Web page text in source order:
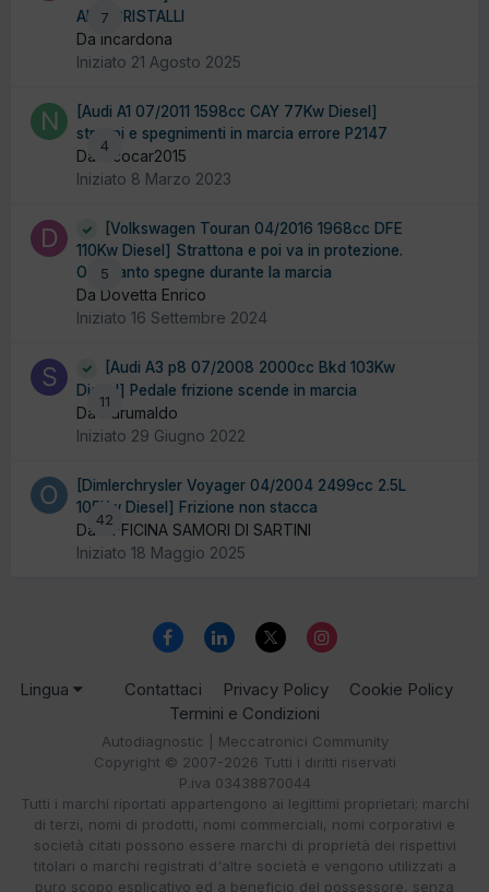
7
ALZACRISTALLI
Da incardona
Iniziato 21 Agosto 2025
4
[Audi A1 07/2011 1598cc CAY 77Kw Diesel]
strappi e spegnimenti in marcia errore P2147
Da nicocar2015
Iniziato 8 Marzo 2023
5
[Volkswagen Touran 04/2016 1968cc DFE
110Kw Diesel] Strattona e poi va in protezione.
Ogni tanto spegne durante la marcia
Da Dovetta Enrico
Iniziato 16 Settembre 2024
11
[Audi A3 p8 07/2008 2000cc Bkd 103Kw
Diesel] Pedale frizione scende in marcia
Da Sdrumaldo
Iniziato 29 Giugno 2022
42
[Dimlerchrysler Voyager 04/2004 2499cc 2.5L
105Kw Diesel] Frizione non stacca
Da OFFICINA SAMORI DI SARTINI
Iniziato 18 Maggio 2025
Lingua Contattaci Privacy Policy
Cookie Policy
Termini e Condizioni
Autodiagnostic | Meccatronici Community
Copyright © 2007-2026 Tutti i diritti riservati
P.iva 03438870044
Tutti i marchi riportati appartengono ai legittimi proprietari; marchi
di terzi, nomi di prodotti, nomi commerciali, nomi corporativi e
società citati possono essere marchi di proprietà dei rispettivi
titolari o marchi registrati d'altre società e vengono utilizzati a
puro scopo esplicativo ed a beneficio del possessore, senza